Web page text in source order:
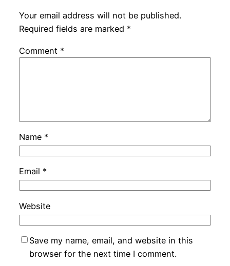
Your email address will not be published.
Required fields are marked *
Comment *
Name *
Email *
Website
Save my name, email, and website in this
browser for the next time I comment.